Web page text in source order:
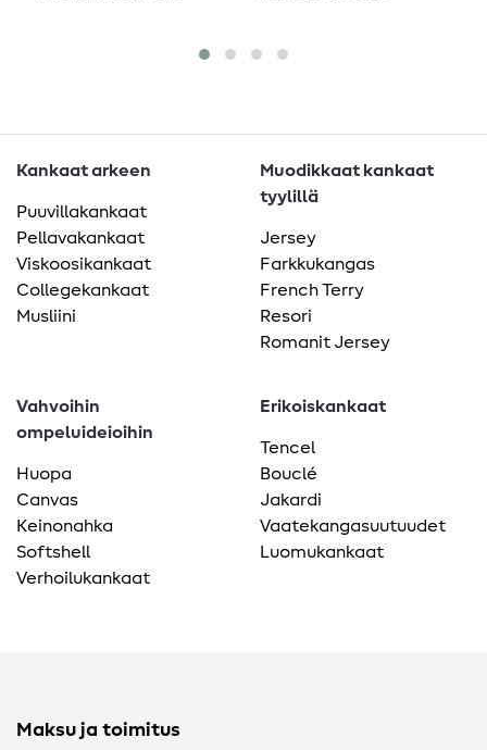
Kankaat arkeen
Puuvillakankaat
Pellavakankaat
Viskoosikankaat
Collegekankaat
Musliini
Muodikkaat kankaat
tyylillä
Jersey
Farkkukangas
French Terry
Resori
Romanit Jersey
Vahvoihin
ompeluideioihin
Huopa
Canvas
Keinonahka
Softshell
Verhoilukankaat
Erikoiskankaat
Tencel
Bouclé
Jakardi
Vaatekangasuutuudet
Luomukankaat
Maksu ja toimitus